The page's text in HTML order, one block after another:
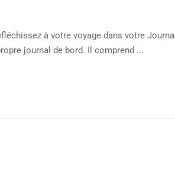
à votre voyage dans votre Journal
journal de bord. Il comprend ...